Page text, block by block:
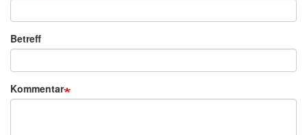
Betreff
Kommentar